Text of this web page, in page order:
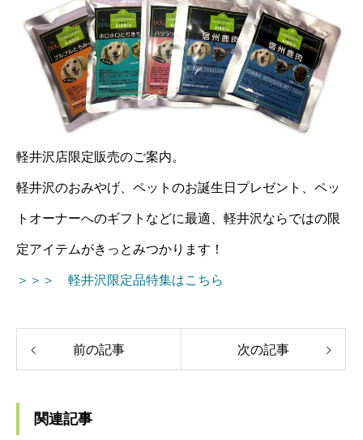
軽井沢店限定販売のご案内。
軽井沢のおみやげ、ペットのお誕生日プレゼント、ペッ
トオーナーへのギフトなどに最適、軽井沢ならではの限
定アイテムがきっとみつかります！
＞＞＞ 軽井沢限定品特集はこちら
前の記事 次の記事
関連記事